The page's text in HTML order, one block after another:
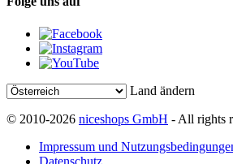
Land ändern
© 2010-2026 niceshops GmbH - All rights
Impressum und
Datenschutz